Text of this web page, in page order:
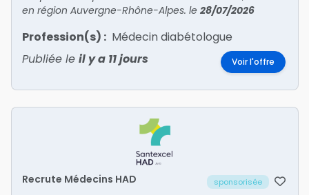
en région Auvergne-Rhône-Alpes. le 28/07/2026
Profession(s) : Médecin diabétologue
Publiée le il y a 11 jours Voir l'offre
Recrute Médecins HAD sponsorisée